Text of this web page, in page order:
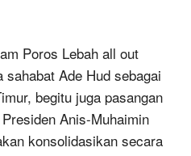
Poros Lebah all out
Ade Hud sebagai
begitu juga pasangan
Anis-Muhaimin
konsolidasikan secara